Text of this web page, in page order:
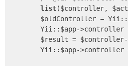
list($controller,
$oldController =
Yii::$app->controller
$result =
Yii::$app->controller